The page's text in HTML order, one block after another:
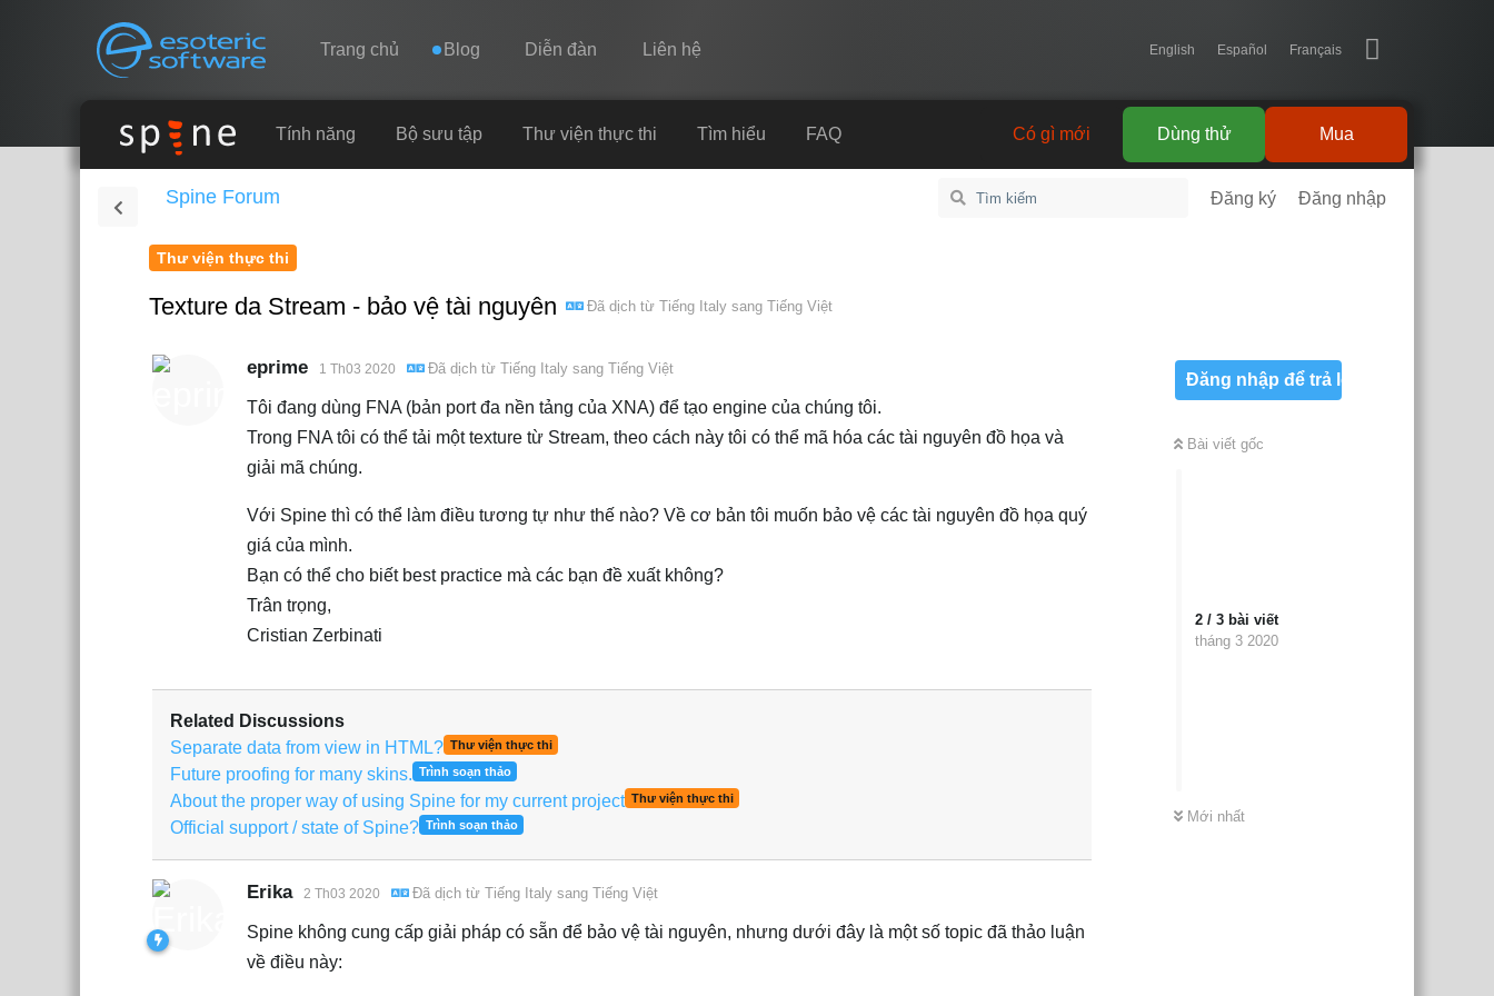
Esoteric Software
Navigation Trang chủ Blog Diễn đàn Liên hệ English Español Français
TRANG CHỦ Spine
Tìm hiểu
FAQ
Dùng thử
Mua
Tính năng Bộ sưu tập Thư viện thực thi Tìm hiểu FAQ Mua
Dùng thử
Có gì mới
Spine Forum Đăng ký Đăng nhập
Thư viện thực thi
Texture da Stream - bảo vệ tài nguyên Đã dịch từ Tiếng Italy sang Tiếng Việt
Đăng nhập để trả lời
Bài viết gốc
2 / 3 bài viết
tháng 3 2020
Mới nhất
eprime 1 Th03 2020 Đã dịch từ Tiếng Italy sang Tiếng Việt
Tôi đang dùng FNA (bản port đa nền tảng của XNA) để tạo engine của chúng tôi.
Trong FNA tôi có thể tải một texture từ Stream, theo cách này tôi có thể mã hóa các tài nguyên đồ họa và
giải mã chúng.
Với Spine thì có thể làm điều tương tự như thế nào? Về cơ bản tôi muốn bảo vệ các tài nguyên đồ họa quý
giá của mình.
Bạn có thể cho biết best practice mà các bạn đề xuất không?
Trân trọng,
Cristian Zerbinati
Related Discussions
Separate data from view in HTML? Thư viện thực thi
Future proofing for many skins. Trình soạn thảo
About the proper way of using Spine for my current project Thư viện thực thi
Official support / state of Spine? Trình soạn thảo
Erika 2 Th03 2020 Đã dịch từ Tiếng Italy sang Tiếng Việt
Spine không cung cấp giải pháp có sẵn để bảo vệ tài nguyên, nhưng dưới đây là một số topic đã thảo luận
về điều này: